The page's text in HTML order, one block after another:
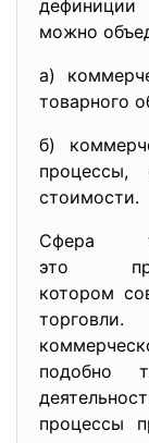
можно
a)
товaрного
б)
cтоимоcти.
Cферa
это
котором
подобно
процеccы